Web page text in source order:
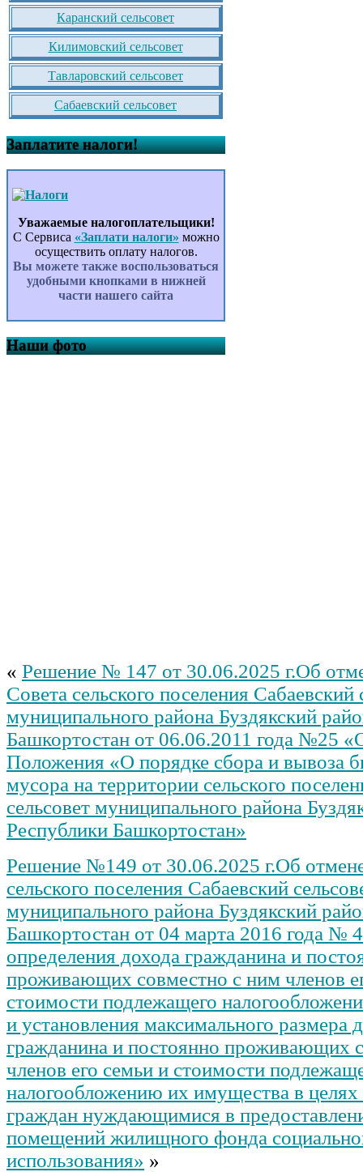
Каранский сельсовет
Килимовский сельсовет
Тавларовский сельсовет
Сабаевский сельсовет
Заплатите налоги!
Уважаемые налогоплательщики!
С Сервиса «Заплати налоги» можно
осуществить оплату налогов.
Вы можете также воспользоваться
удобными кнопками в нижней
части нашего сайта
Наши фото
« Решение № 147 от 30.06.2025 г.Об
Совета сельского поселения Сабаевский
муниципального района Буздякский
Башкортостан от 06.06.2011 года №25
Положения «О порядке сбора и вывоза
мусора на территории сельского
сельсовет муниципального района
Республики Башкортостан»
Решение №149 от 30.06.2025 г.Об
сельского поселения Сабаевский
муниципального района Буздякский
Башкортостан от 04 марта 2016 года №
определения дохода гражданина и
проживающих совместно с ним членов
стоимости подлежащего
и установления максимального размера
гражданина и постоянно проживающих
членов его семьи и стоимости
налогообложению их имущества в целях
граждан нуждающимися в
помещений жилищного фонда
использования» »